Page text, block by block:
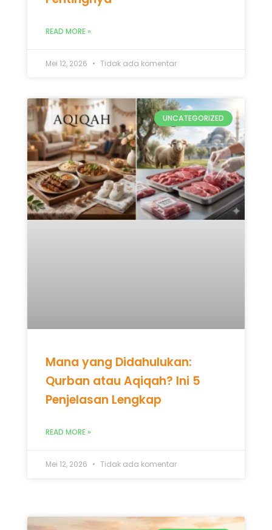
READ MORE »
Mei 12, 2026 Tidak ada komentar
UNCATEGORIZED
Mana yang Didahulukan:
Qurban atau Aqiqah? Ini 5
Penjelasan Lengkap
READ MORE »
Mei 12, 2026 Tidak ada komentar